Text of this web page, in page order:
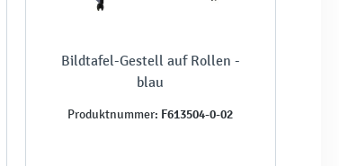
Bildtafel-Gestell auf Rollen -
blau
Produktnummer: F613504-0-02